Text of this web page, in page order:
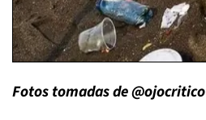
Fotos tomadas de @ojocritico